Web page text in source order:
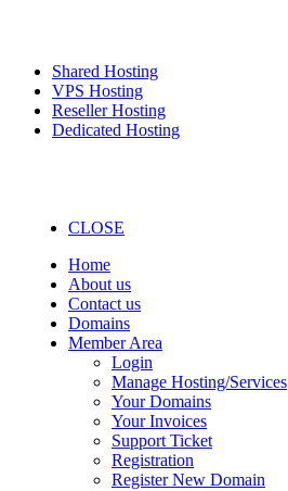
Shared Hosting
VPS Hosting
Reseller Hosting
Dedicated Hosting
CLOSE
Home
About us
Contact us
Domains
Member Area
Login
Manage Hosting/Services
Your Domains
Your Invoices
Support Ticket
Registration
Register New Domain